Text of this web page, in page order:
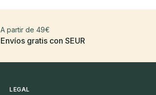
Envíos gratis con SEUR
A partir de 49€
LEGAL